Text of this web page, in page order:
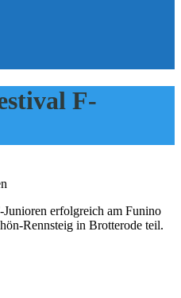
F-
erfolgreich am Funino
Rennsteig in Brotterode teil.